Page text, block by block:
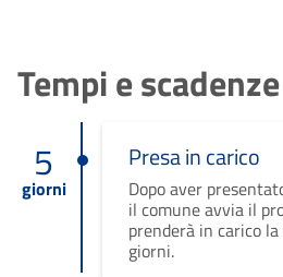
Tempi e scadenze
5
giorni
Presa in carico
Dopo aver
il comune avvia il
prenderà in carico
giorni.